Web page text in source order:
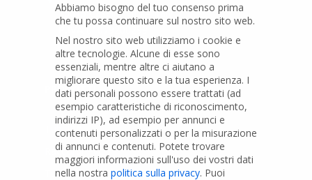
16015 Casella (GE) – Italy
01079200299
PRODOTTI
Tubi PVC
Raccordi PVC
Tubi e Raccordi in PVC-A
Abbiamo bisogno del tuo consenso prima
che tu possa continuare sul nostro sito web.
Nel nostro sito web utilizziamo i cookie e
altre tecnologie. Alcune di esse sono
essenziali, mentre altre ci aiutano a
migliorare questo sito e la tua esperienza. I
dati personali possono essere trattati (ad
esempio caratteristiche di riconoscimento,
indirizzi IP), ad esempio per annunci e
contenuti personalizzati o per la misurazione
di annunci e contenuti. Potete trovare
maggiori informazioni sull'uso dei vostri dati
nella nostra politica sulla privacy. Puoi